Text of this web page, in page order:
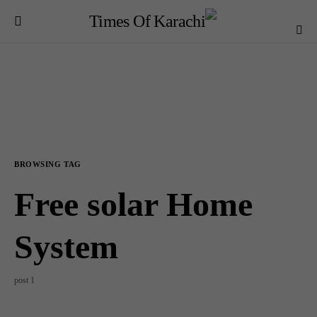
BROWSING TAG
Free solar Home
System
1 post